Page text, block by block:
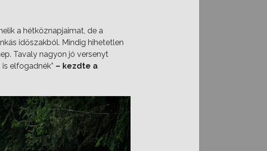
a hétköznapjaimat, de a
időszakból. Mindig hihetetlen
Tavaly nagyon jó versenyt
elfogadnék” – kezdte a